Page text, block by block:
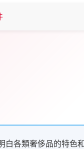
各類奢侈品的特色